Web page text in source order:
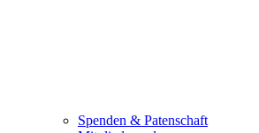
Spenden & Patenschaft